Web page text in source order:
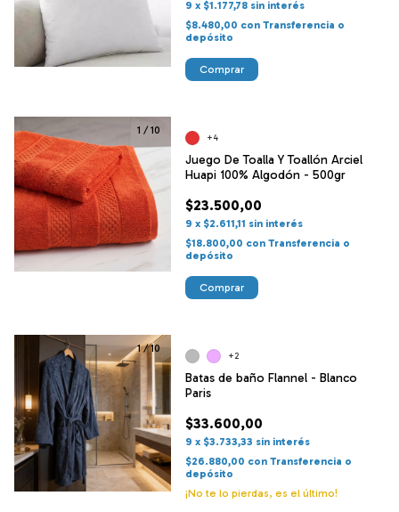
9 x $1.177,78 sin interés
$8.480,00 con Transferencia o
depósito
Comprar
1 /10
Juego De Toalla Y Toallón Arciel
Huapi 100% Algodón - 500gr
$23.500,00
9 x $2.611,11 sin interés
$18.800,00 con Transferencia o
depósito
+4
Comprar
1/10
Batas de baño Flannel - Blanco
Paris
$33.600,00
9 x $3.733,33 sin interés
$26.880,00 con Transferencia o
depósito
¡No te lo pierdas, es el último!
+2